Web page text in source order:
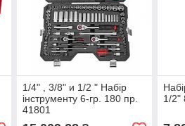
1/4" , 3/8" и 1/2 " Набір
інструменту 6-гр. 180 пр.
41801
1/2"